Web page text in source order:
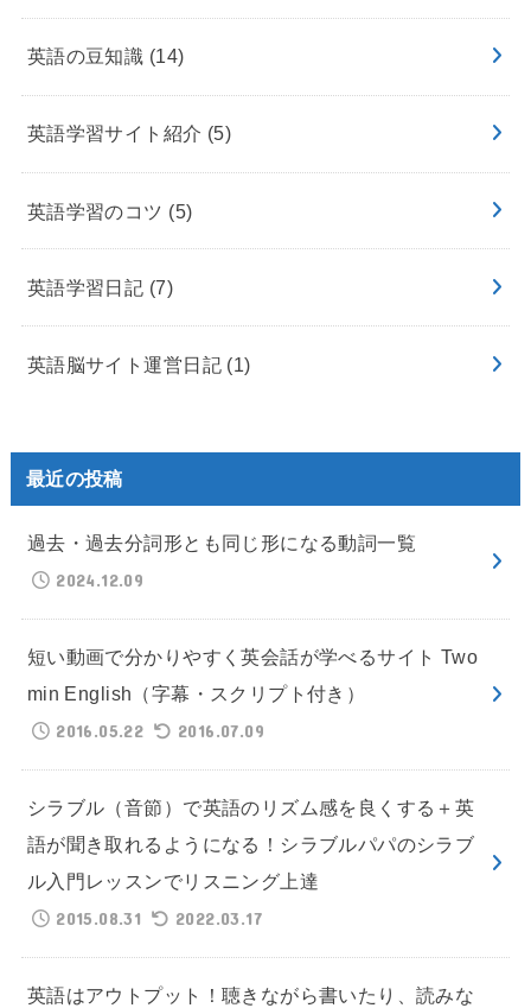
英語の豆知識 (14)
英語学習サイト紹介 (5)
英語学習のコツ (5)
英語学習日記 (7)
英語脳サイト運営日記 (1)
最近の投稿
過去・過去分詞形とも同じ形になる動詞一覧
2024.12.09
短い動画で分かりやすく英会話が学べるサイト Two
min English（字幕・スクリプト付き）
2016.05.22
2016.07.09
シラブル（音節）で英語のリズム感を良くする＋英
語が聞き取れるようになる！シラブルパパのシラブ
ル入門レッスンでリスニング上達
2015.08.31
2022.03.17
英語はアウトプット！聴きながら書いたり、読みな